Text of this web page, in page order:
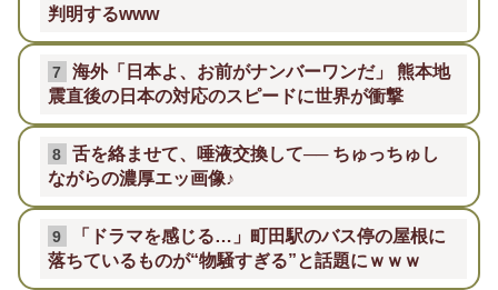
判明するwww
7
海外「日本よ、お前がナンバーワンだ」 熊本地
震直後の日本の対応のスピードに世界が衝撃
8
舌を絡ませて、唾液交換して── ちゅっちゅし
ながらの濃厚エッ画像♪
9
「ドラマを感じる…」町田駅のバス停の屋根に
落ちているものが“物騒すぎる”と話題にｗｗｗ